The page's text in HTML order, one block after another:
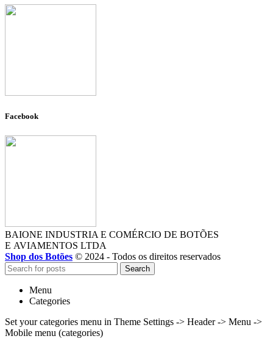
Facebook
BAIONE INDUSTRIA E COMÉRCIO DE BOTÕES
E AVIAMENTOS LTDA
Shop dos Botões © 2024 - Todos os direitos reservados
Search
Menu
Categories
Set your categories menu in Theme Settings -> Header -> Menu ->
Mobile menu (categories)